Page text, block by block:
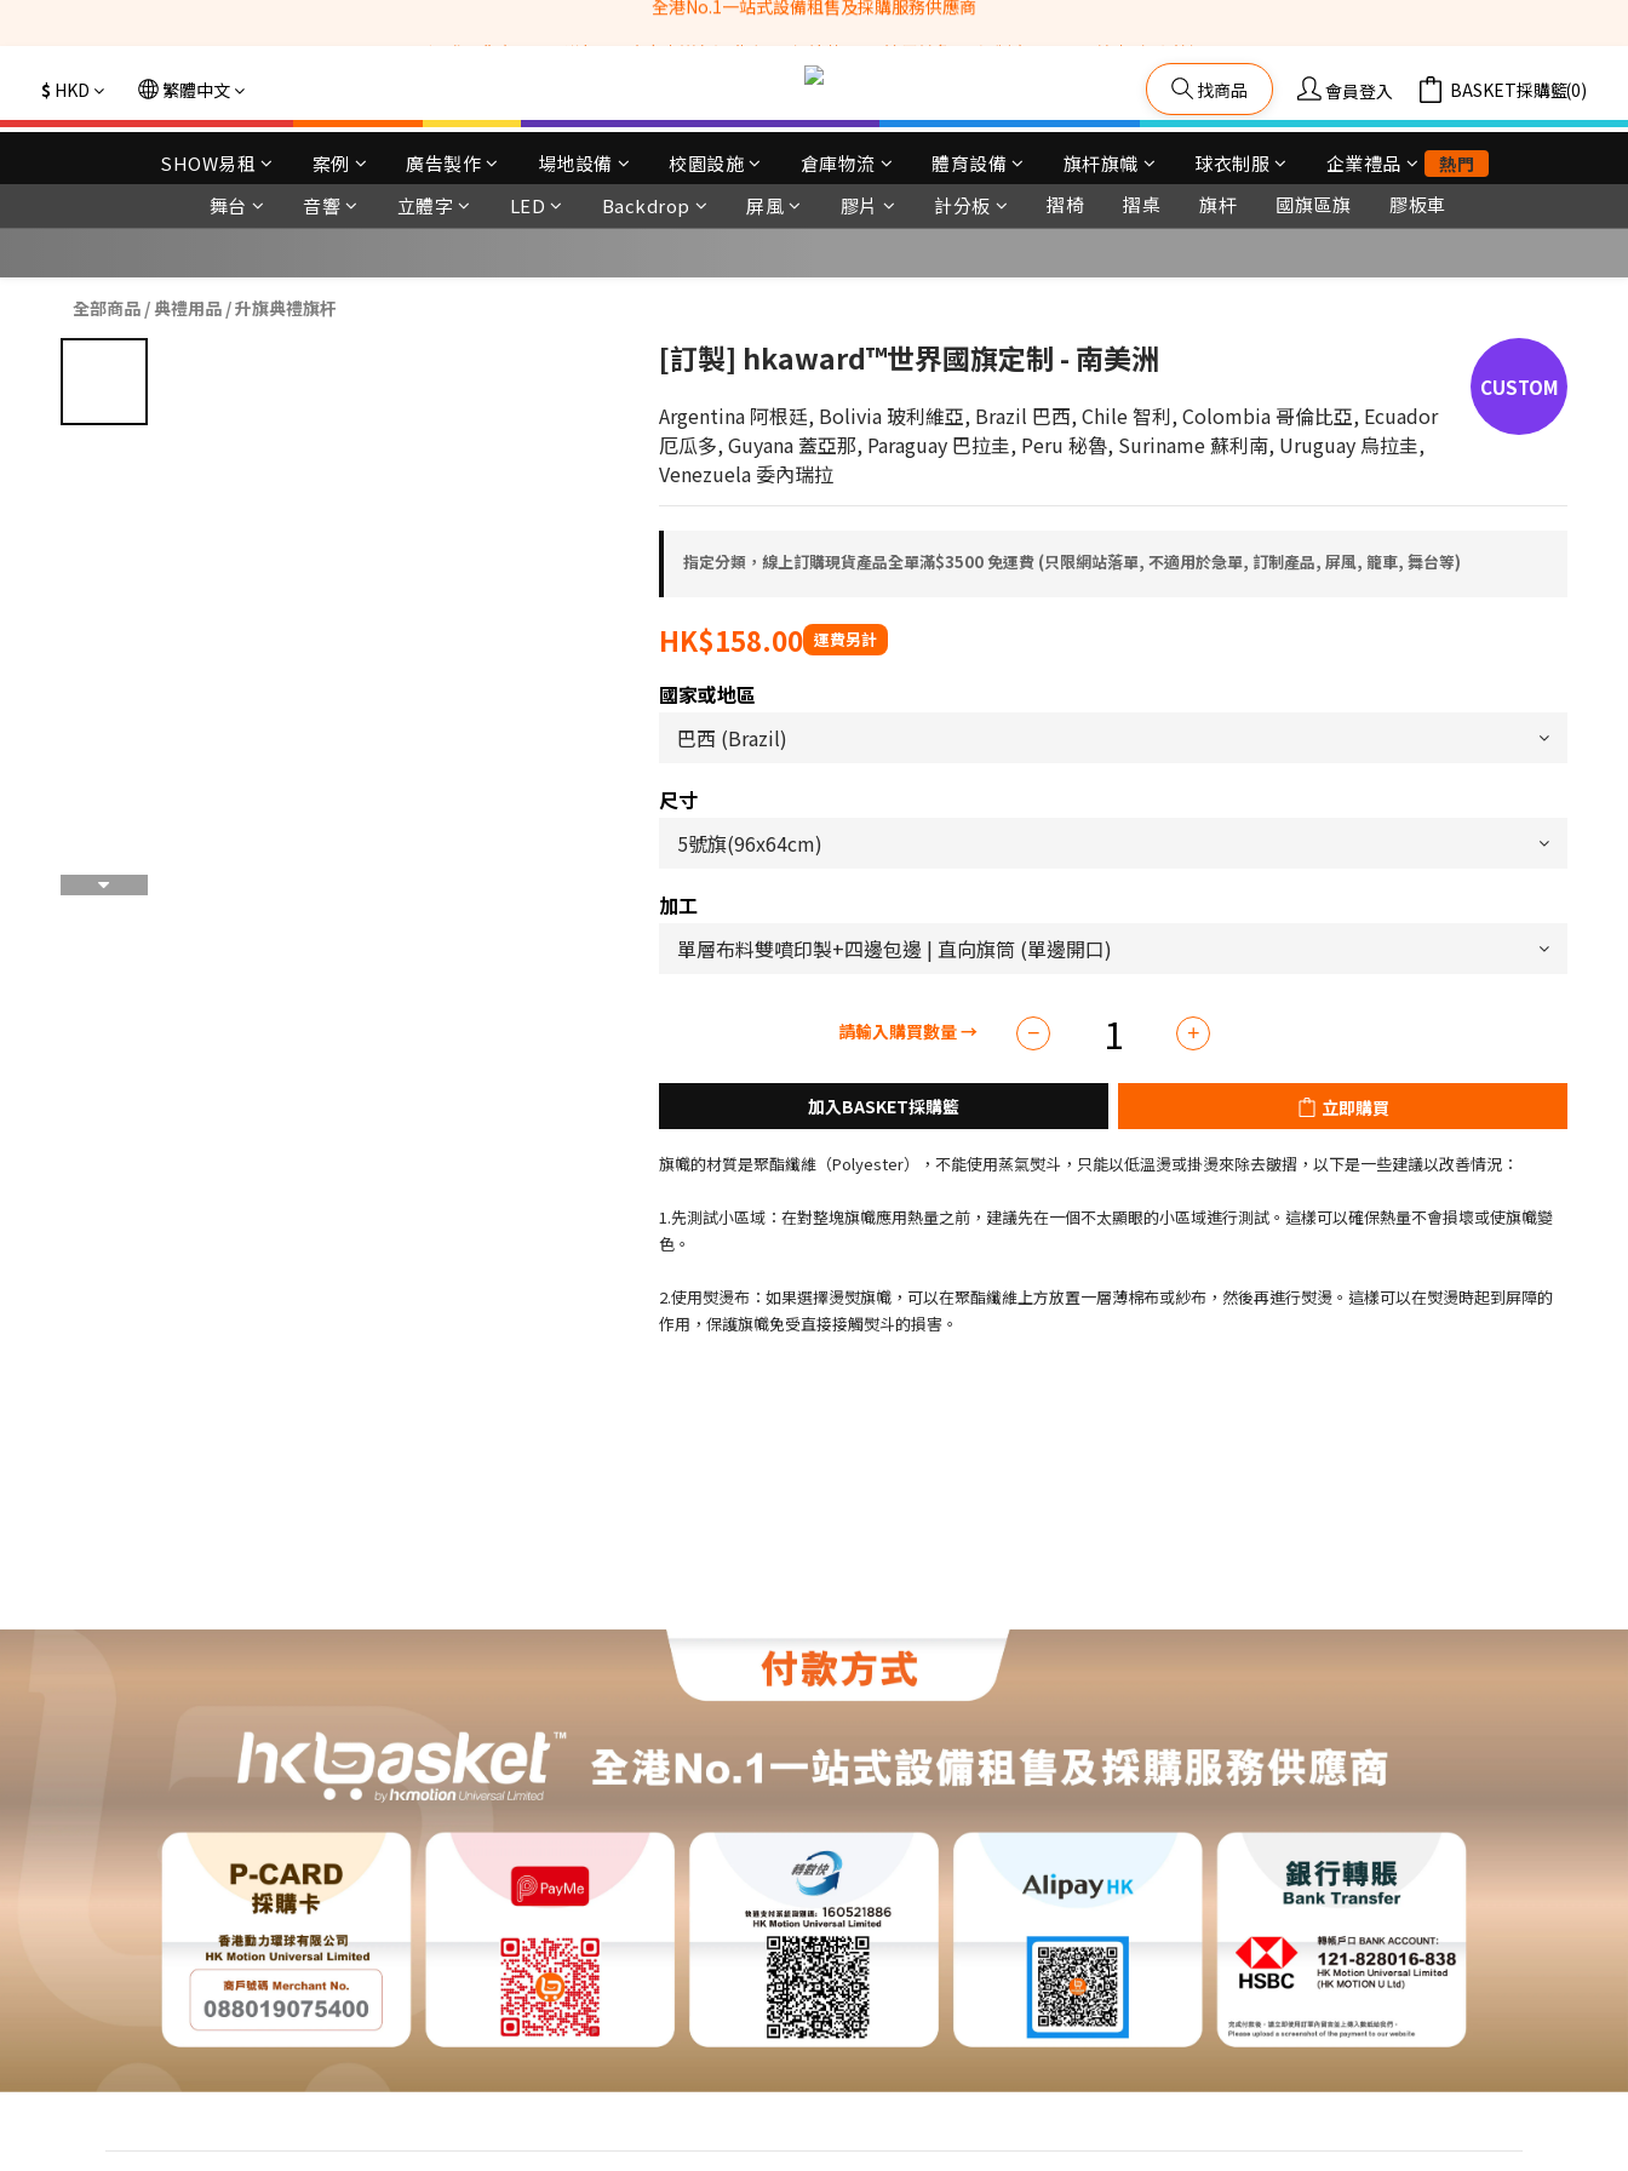
全港No.1一站式設備租售及採購服務供應商
選購現貨產品全單滿$3500自家專送免運費 (只限網站落單, 不適用於急單, 訂制產品, 屏風, 籠車, 舞台等)
Whatsapp: 66962838 | 電話: 21153328 | 報價: info@hkbasket.com
全港No.1一站式設備租售及採購服務供應商
$ HKD 繁體中文 找商品 會員登入 購物車(0)
SHOW易租 案例 廣告製作 場地設備 校園設施 倉庫物流 體育設備 旗杆旗幟 球衣制服 企業禮品 熱門
舞台 音響 立體字 LED Backdrop 屏風 膠片 計分板 摺椅 摺桌 旗杆 國旗區旗 膠板車
全部商品 /典禮用品 /升旗典禮旗杆
[訂製] hkaward™世界國旗定制 - 南美洲
Argentina 阿根廷, Bolivia 玻利維亞, Brazil 巴西, Chile 智利, Colombia 哥倫比亞, Ecuador
厄瓜多, Guyana 蓋亞那, Paraguay 巴拉圭, Peru 秘魯, Suriname 蘇利南, Uruguay 烏拉圭,
Venezuela 委內瑞拉
指定分類，線上訂購現貨產品全單滿$3500 免運費 (只限網站落單, 不適用於急單, 訂制產品, 屏風, 籠車, 舞台等)
HK$158.00
國家或地區
尺寸
加工
立即購買
旗幟的材質是聚酯纖維（Polyester），不能使用蒸氣熨斗，只能以低溫燙或掛燙來除去皺摺，以下是一些建議以改善情況：
1.先測試小區域：在對整塊旗幟應用熱量之前，建議先在一個不太顯眼的小區域進行測試。這樣可以確保熱量不會損壞或使旗幟變
色。
2.使用熨燙布：如果選擇燙熨旗幟，可以在聚酯纖維上方放置一層薄棉布或紗布，然後再進行熨燙。這樣可以在熨燙時起到屏障的
作用，保護旗幟免受直接接觸熨斗的損害。